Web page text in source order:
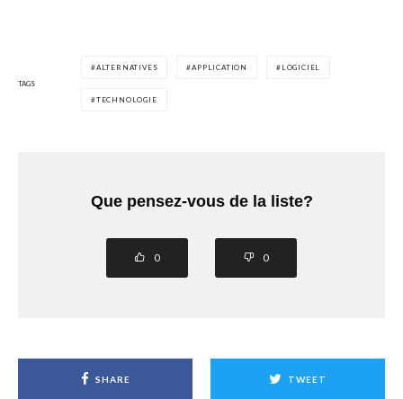
TAGS
ALTERNATIVES APPLICATION LOGICIEL
TECHNOLOGIE
Que pensez-vous de la liste?
0 0
SHARE TWEET